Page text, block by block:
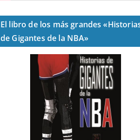
El libro de los más grandes
de Gigantes de la NBA»